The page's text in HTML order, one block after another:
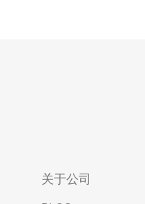
关于公司